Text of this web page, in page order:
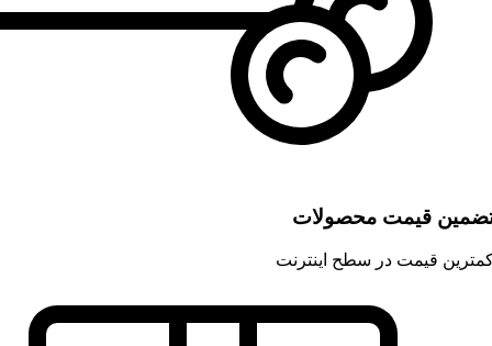
قیمت محصولات
قیمت در سطح اینترنت